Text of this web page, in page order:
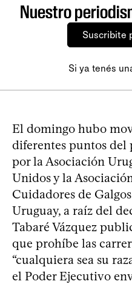
Nuestro
Suscribite
Si ya tenés
El domingo hubo
diferentes puntos del
por la Asociación
Unidos y la
Cuidadores de
Uruguay, a raíz del
Tabaré Vázquez
que prohíbe las
“cualquiera sea su
el Poder Ejecutivo